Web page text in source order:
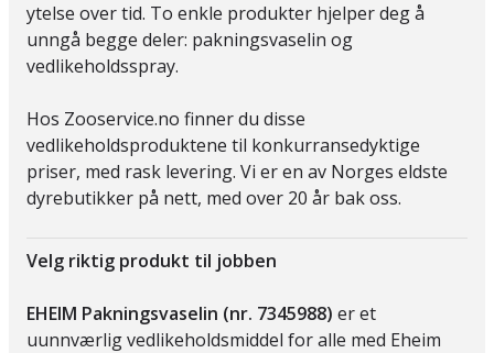
ytelse over tid. To enkle produkter hjelper deg å
unngå begge deler: pakningsvaselin og
vedlikeholdsspray.
Hos Zooservice.no finner du disse
vedlikeholdsproduktene til konkurransedyktige
priser, med rask levering. Vi er en av Norges eldste
dyrebutikker på nett, med over 20 år bak oss.
Velg riktig produkt til jobben
EHEIM Pakningsvaselin (nr. 7345988) er et
uunnværlig vedlikeholdsmiddel for alle med Eheim